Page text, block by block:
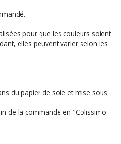
pour que les couleurs soient
elles peuvent varier selon les
du papier de soie et mise sous
de la commande en "Colissimo